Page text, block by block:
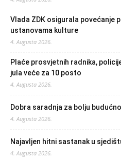
Vlada ZDK osigurala povećanje
ustanovama kulture
4. Augusta 2026.
Plaće prosvjetnih radnika,
jula veće za 10 posto
4. Augusta 2026.
Dobra saradnja za bolju
4. Augusta 2026.
Najavljen hitni sastanak u
4. Augusta 2026.